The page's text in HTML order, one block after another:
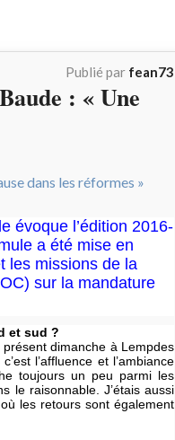
Publié par fean73
: « Une
évoque l’édition 2016-
a été mise en
les missions de la
sur la mandature
et sud ?
dimanche à Lempdes
l’affluence et l’ambiance
toujours un peu parmi les
le raisonnable. J’étais aussi
les retours sont également